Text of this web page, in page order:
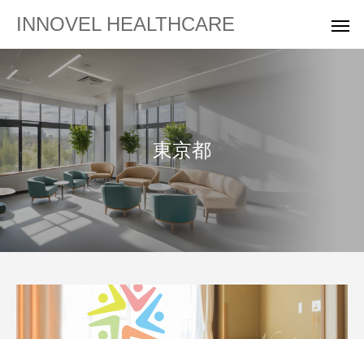
INNOVEL HEALTHCARE
東京都